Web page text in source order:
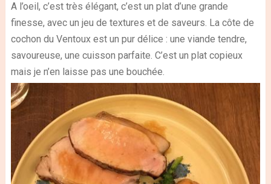
A l’oeil, c’est très élégant, c’est un plat d’une grande
finesse, avec un jeu de textures et de saveurs. La côte de
cochon du Ventoux est un pur délice : une viande tendre,
savoureuse, une cuisson parfaite. C’est un plat copieux
mais je n’en laisse pas une bouchée.